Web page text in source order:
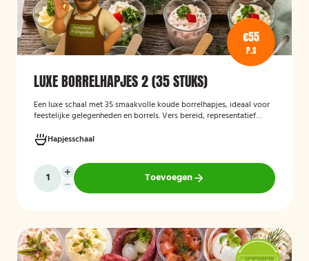
€55
P.S
LUXE BORRELHAPJES 2 (35 STUKS)
Een luxe schaal met 35 smaakvolle koude borrelhapjes, ideaal voor
feestelijke gelegenheden en borrels. Vers bereid, representatief
Hapjesschaal
Toevoegen